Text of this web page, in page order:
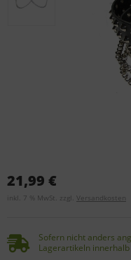
21,99 €
inkl. 7 % MwSt. zzgl. Versandkosten
Sofern nicht anders
Lagerartikeln